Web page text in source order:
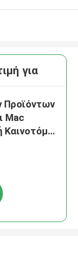
για
Προϊόντων
Mac
Καινοτόμα